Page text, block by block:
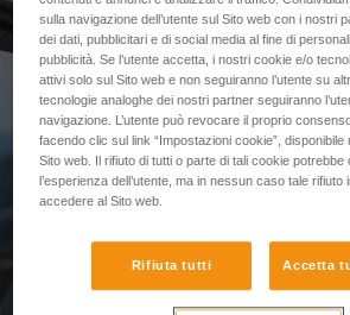
Nuovo modulo
calcolo del
Utilizza questo strumento per
ACCEDI AL MODULO
sulla navigazione dell’utente sul Sito web con i nostri
dei dati, pubblicitari e di social media al fine di
pubblicità. Se l’utente accetta, i nostri cookie e/o
attivi solo sul Sito web e non seguiranno l’utente su
tecnologie analoghe dei nostri partner seguiranno
navigazione. L’utente può revocare il proprio
facendo clic sul link “Impostazioni cookie”, disponibile
Sito web. Il rifiuto di tutti o parte di tali cookie potrebbe
l’esperienza dell’utente, ma in nessun caso tale rifiuto
accedere al Sito web.
Rifiuta tutti Accetta